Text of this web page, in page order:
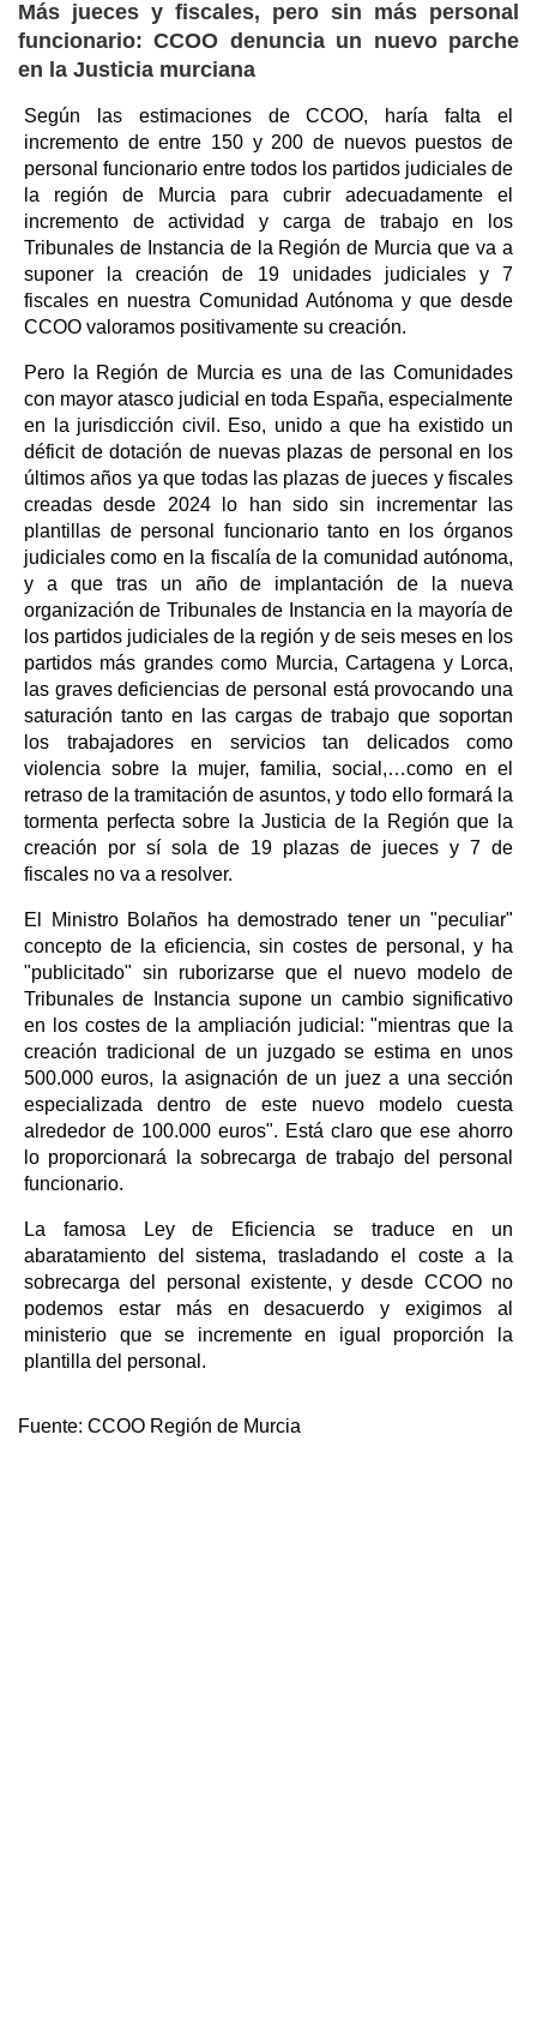
Más jueces y fiscales, pero sin más personal
funcionario: CCOO denuncia un nuevo parche
en la Justicia murciana
Según las estimaciones de CCOO, haría falta el
incremento de entre 150 y 200 de nuevos puestos de
personal funcionario entre todos los partidos judiciales de
la región de Murcia para cubrir adecuadamente el
incremento de actividad y carga de trabajo en los
Tribunales de Instancia de la Región de Murcia que va a
suponer la creación de 19 unidades judiciales y 7
fiscales en nuestra Comunidad Autónoma y que desde
CCOO valoramos positivamente su creación.
Pero la Región de Murcia es una de las Comunidades
con mayor atasco judicial en toda España, especialmente
en la jurisdicción civil. Eso, unido a que ha existido un
déficit de dotación de nuevas plazas de personal en los
últimos años ya que todas las plazas de jueces y fiscales
creadas desde 2024 lo han sido sin incrementar las
plantillas de personal funcionario tanto en los órganos
judiciales como en la fiscalía de la comunidad autónoma,
y a que tras un año de implantación de la nueva
organización de Tribunales de Instancia en la mayoría de
los partidos judiciales de la región y de seis meses en los
partidos más grandes como Murcia, Cartagena y Lorca,
las graves deficiencias de personal está provocando una
saturación tanto en las cargas de trabajo que soportan
los trabajadores en servicios tan delicados como
violencia sobre la mujer, familia, social,…como en el
retraso de la tramitación de asuntos, y todo ello formará la
tormenta perfecta sobre la Justicia de la Región que la
creación por sí sola de 19 plazas de jueces y 7 de
fiscales no va a resolver.
El Ministro Bolaños ha demostrado tener un "peculiar"
concepto de la eficiencia, sin costes de personal, y ha
"publicitado" sin ruborizarse que el nuevo modelo de
Tribunales de Instancia supone un cambio significativo
en los costes de la ampliación judicial: "mientras que la
creación tradicional de un juzgado se estima en unos
500.000 euros, la asignación de un juez a una sección
especializada dentro de este nuevo modelo cuesta
alrededor de 100.000 euros". Está claro que ese ahorro
lo proporcionará la sobrecarga de trabajo del personal
funcionario.
La famosa Ley de Eficiencia se traduce en un
abaratamiento del sistema, trasladando el coste a la
sobrecarga del personal existente, y desde CCOO no
podemos estar más en desacuerdo y exigimos al
ministerio que se incremente en igual proporción la
plantilla del personal.
Fuente: CCOO Región de Murcia